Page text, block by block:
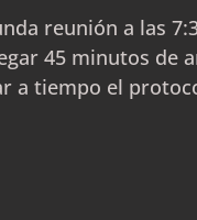
reunión a las
45 minutos de
a tiempo el